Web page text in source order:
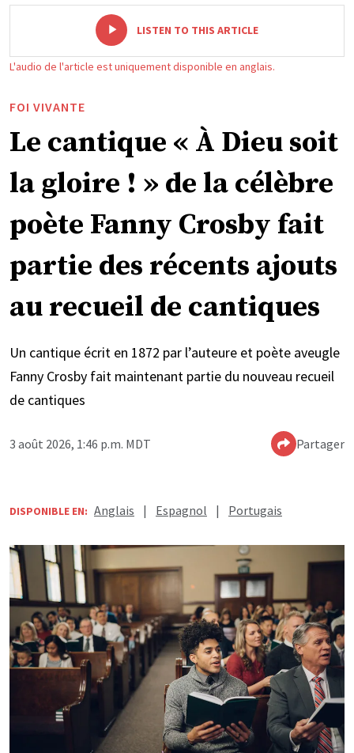
LISTEN TO THIS ARTICLE
L'audio de l'article est uniquement disponible en anglais.
FOI VIVANTE
Le cantique « À Dieu soit
la gloire ! » de la célèbre
poète Fanny Crosby fait
partie des récents ajouts
au recueil de cantiques
Un cantique écrit en 1872 par l’auteure et poète aveugle
Fanny Crosby fait maintenant partie du nouveau recueil
de cantiques
3 août 2026, 1:46 p.m. MDT Partager
DISPONIBLE EN: Anglais | Espagnol | Portugais